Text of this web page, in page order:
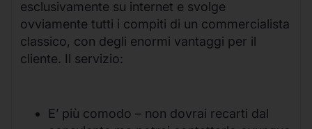
esclusivamente su internet e svolge
ovviamente tutti i compiti di un commercialista
classico, con degli enormi vantaggi per il
cliente. Il servizio:
E’ più comodo – non dovrai recarti dal